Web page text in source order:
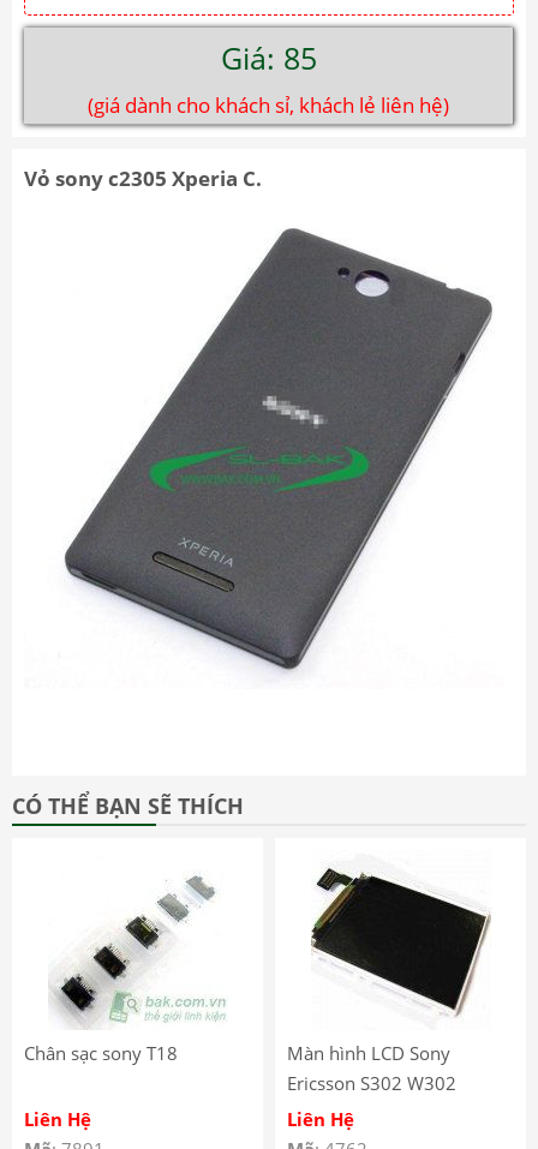
Giá: 85
(giá dành cho khách sỉ, khách lẻ liên hệ)
Vỏ sony c2305 Xperia C.
CÓ THỂ BẠN SẼ THÍCH
Chân sạc sony T18
Liên Hệ
Màn hình LCD Sony
Ericsson S302 W302
Liên Hệ